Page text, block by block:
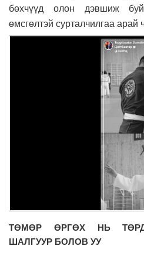
бөхчүүд олон дэвшиж
өмсгөлтэй сурталчилгаа арай
ТӨМӨР ӨРГӨХ НЬ
ШАЛГУУР БОЛОВ УУ